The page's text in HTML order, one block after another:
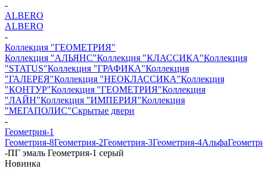
-
ALBERO
ALBERO
-
Коллекция "ГЕОМЕТРИЯ"
Коллекция "АЛЬЯНС"Коллекция "КЛАССИКА"Коллекция
"STATUS"Коллекция "ГРАФИКА"Коллекция
"ГАЛЕРЕЯ"Коллекция "НЕОКЛАССИКА"Коллекция
"КОНТУР"Коллекция "ГЕОМЕТРИЯ"Коллекция
"ЛАЙН"Коллекция "ИМПЕРИЯ"Коллекция
"МЕГАПОЛИС"Скрытые двери
-
Геометрия-1
Геометрия-8Геометрия-2Геометрия-3Геометрия-4Альфа
-ПГ эмаль Геометрия-1 серый
Новинка